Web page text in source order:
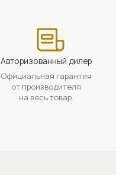
Авторизованный дилер
Официальная гарантия
от производителя
на весь товар.